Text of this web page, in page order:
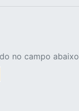
no campo abaixo